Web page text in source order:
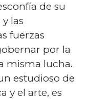
de su
las
fuerzas
por la
misma lucha.
estudioso de
y el arte, es